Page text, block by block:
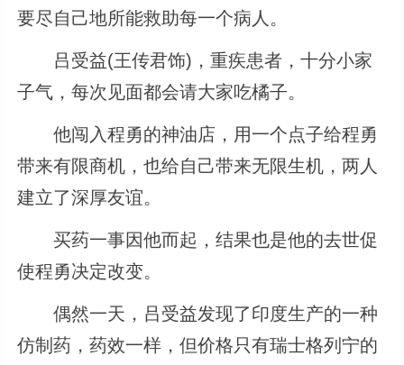
要尽自己地所能救助每一个病人。
吕受益(王传君饰)，重疾患者，十分小家
子气，每次见面都会请大家吃橘子。
他闯入程勇的神油店，用一个点子给程勇
带来有限商机，也给自己带来无限生机，两人
建立了深厚友谊。
买药一事因他而起，结果也是他的去世促
使程勇决定改变。
偶然一天，吕受益发现了印度生产的一种
仿制药，药效一样，但价格只有瑞士格列宁的